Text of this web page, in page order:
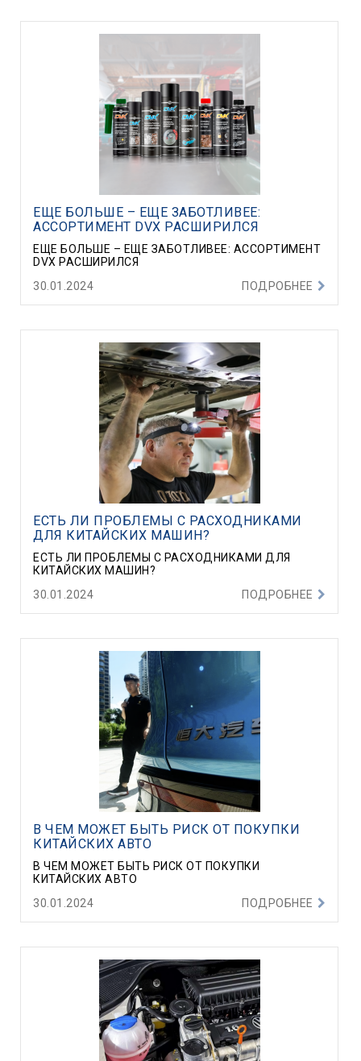
ЕЩЕ БОЛЬШЕ – ЕЩЕ ЗАБОТЛИВЕЕ:
АССОРТИМЕНТ DVX РАСШИРИЛСЯ
ЕЩЕ БОЛЬШЕ – ЕЩЕ ЗАБОТЛИВЕЕ: АССОРТИМЕНТ
DVX РАСШИРИЛСЯ
30.01.2024
ПОДРОБНЕЕ
ЕСТЬ ЛИ ПРОБЛЕМЫ С РАСХОДНИКАМИ
ДЛЯ КИТАЙСКИХ МАШИН?
ЕСТЬ ЛИ ПРОБЛЕМЫ С РАСХОДНИКАМИ ДЛЯ
КИТАЙСКИХ МАШИН?
30.01.2024
ПОДРОБНЕЕ
В ЧЕМ МОЖЕТ БЫТЬ РИСК ОТ ПОКУПКИ
КИТАЙСКИХ АВТО
В ЧЕМ МОЖЕТ БЫТЬ РИСК ОТ ПОКУПКИ
КИТАЙСКИХ АВТО
30.01.2024
ПОДРОБНЕЕ